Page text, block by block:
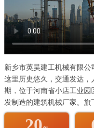
新乡市英昊建工机械有限公
这里历史悠久，交通发达
期，位于河南省小店工业
发制造的建筑机械厂家。旗